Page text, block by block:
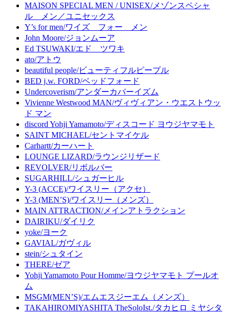
MAISON SPECIAL MEN / UNISEX/メゾンスペシャ
ル メン／ユニセックス
Y’s for men/ワイズ フォー メン
John Moore/ジョンムーア
Ed TSUWAKI/エド ツワキ
ato/アトウ
beautiful people/ビューティフルピープル
BED j.w. FORD/ベッドフォード
Undercoverism/アンダーカバーイズム
Vivienne Westwood MAN/ヴィヴィアン・ウエストウッ
ド マン
discord Yohji Yamamoto/ディスコード ヨウジヤマモト
SAINT MICHAEL/セントマイケル
Carhartt/カーハート
LOUNGE LIZARD/ラウンジリザード
REVOLVER/リボルバー
SUGARHILL/シュガーヒル
Y-3 (ACCE)/ワイスリー（アクセ）
Y-3 (MEN’S)/ワイスリー（メンズ）
MAIN ATTRACTION/メインアトラクション
DAIRIKU/ダイリク
yoke/ヨーク
GAVIAL/ガヴィル
stein/シュタイン
THERE/ゼア
Yohji Yamamoto Pour Homme/ヨウジヤマモト プールオ
ム
MSGM(MEN’S)/エムエスジーエム（メンズ）
TAKAHIROMIYASHITA TheSoloIst./タカヒロ ミヤシタ